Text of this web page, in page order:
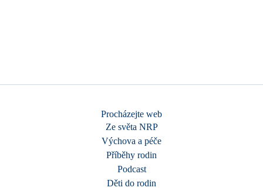
Procházejte web
Ze světa NRP
Výchova a péče
Příběhy rodin
Podcast
Děti do rodin